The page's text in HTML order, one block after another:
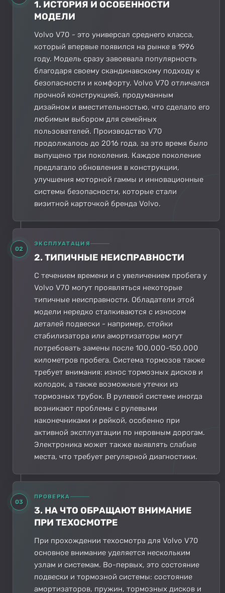
1. ИСТОРИЯ И ОСОБЕННОСТИ
МОДЕЛИ
Volvo V70 - это универсал среднего класса,
который впервые появился на рынке в 1996
году. Модель сразу завоевала популярность
благодаря своему скандинавскому подходу к
безопасности и комфорту. Volvo V70 отличался
прочной конструкцией, продуманным
дизайном и вместительностью, что сделало его
любимым выбором для семейных
пользователей. Производство V70
продолжалось до 2016 года, за это время было
выпущено три поколения. Каждое поколение
предлагало обновления в конструкции,
улучшения моторной гаммы и инновационные
системы безопасности, которые стали
визитной карточкой бренда Volvo.
02
ЭКСПЛУАТАЦИЯ
2. ТИПИЧНЫЕ НЕИСПРАВНОСТИ
С течением времени и с увеличением пробега у
Volvo V70 могут проявляться некоторые
типичные неисправности. Обладатели этой
модели нередко сталкиваются с износом
деталей подвески - например, стойки
стабилизатора или амортизаторы могут
потребовать замены после 100,000-150,000
километров пробега. Система тормозов также
требует внимания: износ тормозных дисков и
колодок, а также возможные утечки из
тормозных трубок. В рулевой системе иногда
возникают проблемы с рулевыми
наконечниками и рейкой, особенно при
активной эксплуатации по неровным дорогам.
Электроника может также выявлять слабые
места, что требует регулярной диагностики.
03
ПРОВЕРКА
3. НА ЧТО ОБРАЩАЮТ ВНИМАНИЕ
ПРИ ТЕХОСМОТРЕ
При прохождении техосмотра для Volvo V70
основное внимание уделяется нескольким
узлам и системам. Во-первых, это состояние
подвески и тормозной системы: состояние
амортизаторов, пружин, тормозных дисков и